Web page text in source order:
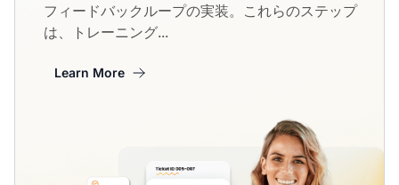
フィードバックループの実装。これらのステップ
は、トレーニング...
Learn More